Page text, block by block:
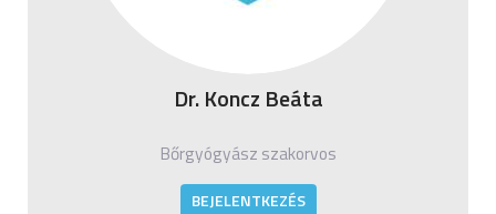
Dr. Koncz Beáta
Bőrgyógyász szakorvos
BEJELENTKEZÉS